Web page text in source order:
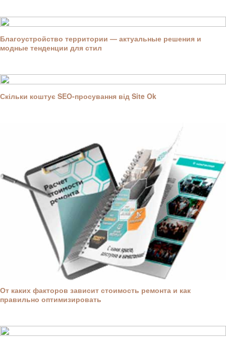
Благоустройство территории — актуальные решения и
модные тенденции для стил
Скільки коштує SEO-просування від Site Ok
От каких факторов зависит стоимость ремонта и как
правильно оптимизировать